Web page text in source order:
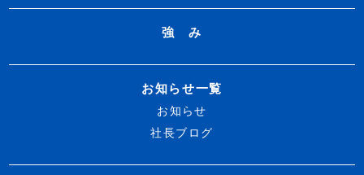
強 み
お知らせ一覧
お知らせ
社長ブログ